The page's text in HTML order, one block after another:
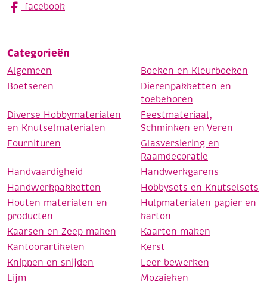
facebook
Categorieën
Algemeen
Boeken en Kleurboeken
Boetseren
Dierenpakketten en
toebehoren
Diverse Hobbymaterialen
en Knutselmaterialen
Feestmateriaal,
Schminken en Veren
Fournituren
Glasversiering en
Raamdecoratie
Handvaardigheid
Handwerkgarens
Handwerkpakketten
Hobbysets en Knutselsets
Houten materialen en
producten
Hulpmaterialen papier en
karton
Kaarsen en Zeep maken
Kaarten maken
Kantoorartikelen
Kerst
Knippen en snijden
Leer bewerken
Lijm
Mozaieken